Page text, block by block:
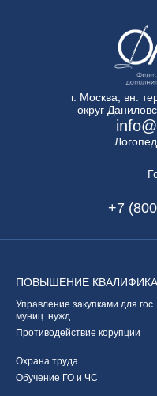
г. Москва, вн.
округ
+7
ПОВЫШЕНИЕ
Управление закупками для гос.
муниц. нужд
Противодействие корупции
Охрана труда
Обучение ГО и ЧС